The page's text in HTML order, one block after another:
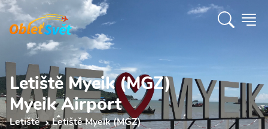
Letiště Myeik (MGZ)
Myeik Airport
Letiště Letiště Myeik (MGZ)